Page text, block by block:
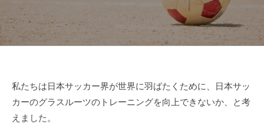
Brolli
に
私たちは日本サッカー界が世界に羽ばたくために、日本サッ
カーのグラスルーツのトレーニングを向上できないか、と考
えました。